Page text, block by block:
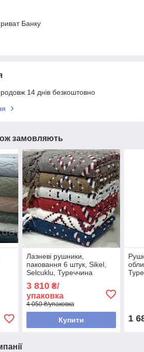
Банку
14 днів безкоштовно
замовляють
Лазневі рушники,
паковання 6 штук, Sikel,
Selcuklu, Туреччина
3 810₴/
упаковка
4 050 ₴/упаковка
Купити 1